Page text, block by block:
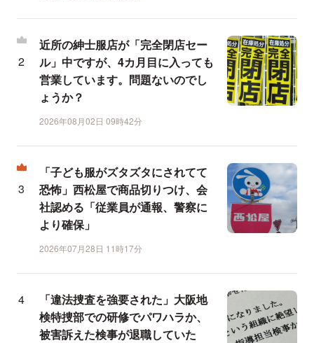
近所の紳士服店が「完全閉店セー
ル」中ですが、4カ月目に入っても
営業しています。問題ないのでし
ょうか？
2026年08月02日 09時42分
「子ども服がズタズタにされてて
恐怖」西松屋で商品切りつけ、会
社認める「従業員が通報、警察に
より確保」
2026年07月28日 11時17分
「違法捜査を強要された」大阪地
検特捜部での研修でパワハラか、
被害訴えた検事が退職していた